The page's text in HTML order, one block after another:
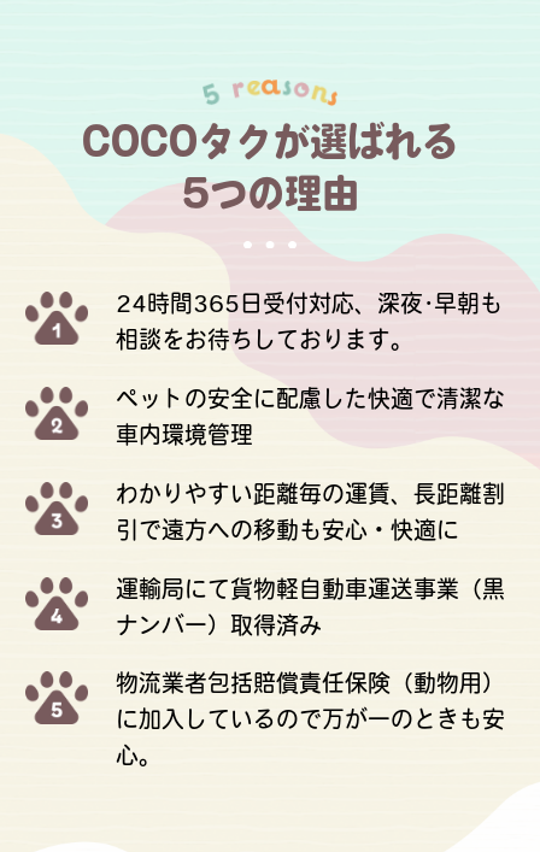
COCOタクが選ばれる
5つの理由
24時間365日受付対応、深夜･早朝も
相談をお待ちしております。
ペットの安全に配慮した快適で清潔な
車内環境管理
わかりやすい距離毎の運賃、長距離割
引で遠方への移動も安心・快適に
運輸局にて貨物軽自動車運送事業（黒
ナンバー）取得済み
物流業者包括賠償責任保険（動物用）
に加入しているので万が一のときも安
心。